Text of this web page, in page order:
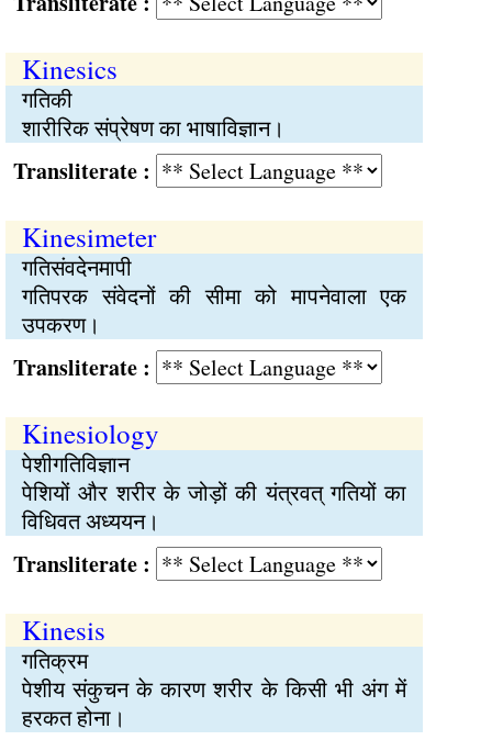
Kinesics
गतिकी
शारीरिक संप्रेषण का भाषाविज्ञान।
:
Kinesimeter
गतिसंवदेनमापी
गतिपरक संवेदनों की सीमा को मापनेवाला एक
उपकरण।
:
Kinesiology
पेशीगतिविज्ञान
पेशियों और शरीर के जोड़ों की यंत्रवत् गतियों का
विधिवत अध्ययन।
:
Kinesis
गतिक्रम
पेशीय संकुचन के कारण शरीर के किसी भी अंग में
हरकत होना।